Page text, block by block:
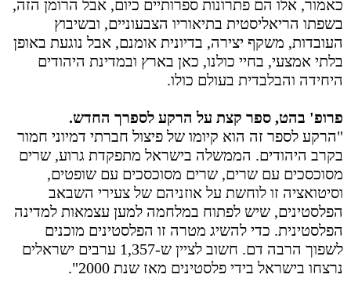
כאמור, אלו הם פתרונות ספרותיים כיום, אבל הרומן הזה,
בשפתו הריאליסטית בתיאוריו הצבעוניים, ובשיבוץ
העובדות, משקף יצירה, בדיונית אומנם, אבל נוגעת באופן
בלתי אמצעי, בחיי כולנו, כאן בארץ ובמדינת היהודים
היחידה והבלבדית בעולם כולו.
פרופ' בהט, ספר קצת על הרקע לספרך החדש.
"הרקע לספר זה הוא קיומו של פיצול חברתי דמיוני חמור
בקרב היהודים. הממשלה בישראל מתפקדת גרוע, שרים
מסוכסכים עם שרים, שרים מסוכסכים עם שופטים,
וסיטואציה זו לוחשת על אוזניהם של צעירי השבאב
הפלסטינים, שיש לפתוח במלחמה למען עצמאות למדינה
הפלסטינית. כדי להשיג מטרה זו הפלסטינים מוכנים
לשפוך הרבה דם. חשוב לציין ש-1,357 ערבים ישראלים
נרצחו בישראל בידי פלסטינים מאז שנת 2000".